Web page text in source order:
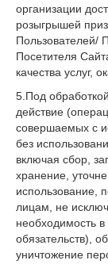
организации
розыгрышей
Пользователей/
Посетителя
качества услуг,
5.Под
действие
совершаемых с
без
включая сбор,
хранение,
использование,
лицам, не
необходимость
обязательств),
уничтожение